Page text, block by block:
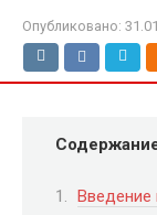
Опубликовано:
Введение